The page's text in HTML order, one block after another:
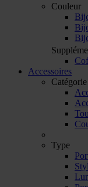
Couleur
Accessoires
Catégorie
Type